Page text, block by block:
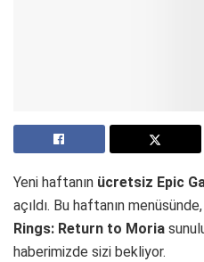
Yeni haftanın ücretsiz Epic
açıldı. Bu haftanın
Rings: Return to Moria
haberimizde sizi bekliyor.